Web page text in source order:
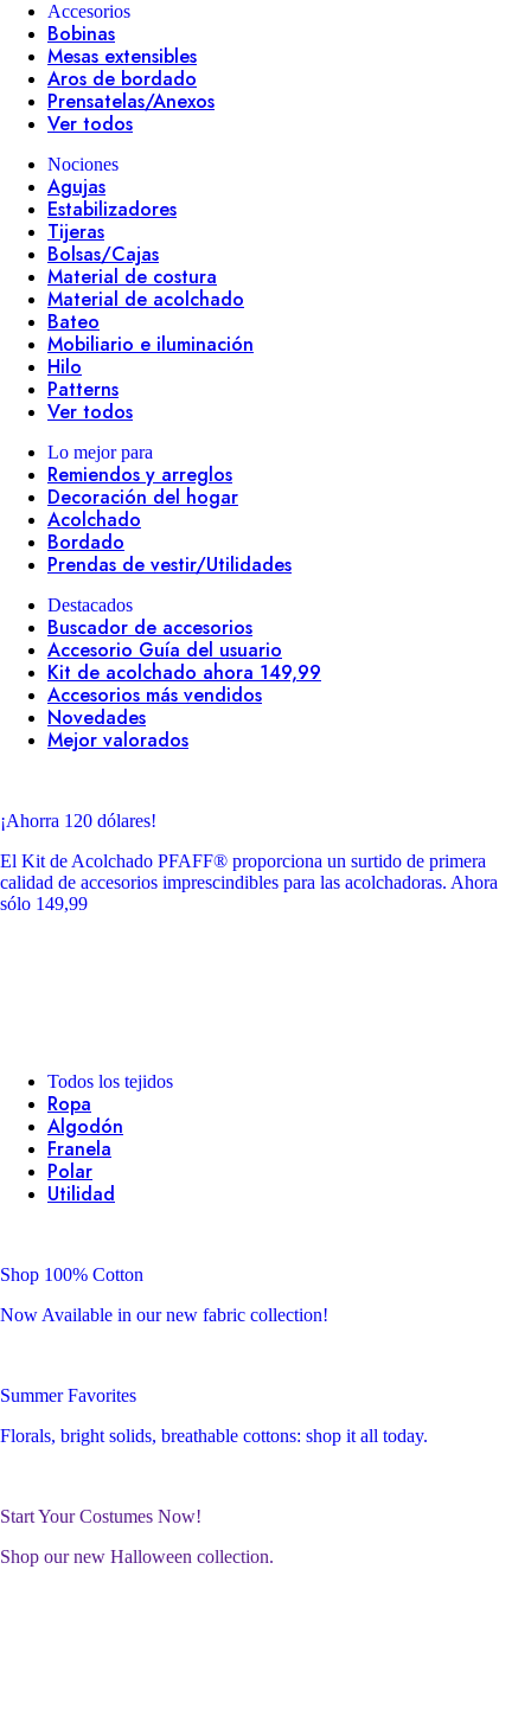
Accesorios
Bobinas
Mesas extensibles
Aros de bordado
Prensatelas/Anexos
Ver todos
Nociones
Agujas
Estabilizadores
Tijeras
Bolsas/Cajas
Material de costura
Material de acolchado
Bateo
Mobiliario e iluminación
Hilo
Patterns
Ver todos
Lo mejor para
Remiendos y arreglos
Decoración del hogar
Acolchado
Bordado
Prendas de vestir/Utilidades
Destacados
Buscador de accesorios
Accesorio Guía del usuario
Kit de acolchado ahora 149,99
Accesorios más vendidos
Novedades
Mejor valorados
¡Ahorra 120 dólares!
El Kit de Acolchado PFAFF® proporciona un surtido de primera
calidad de accesorios imprescindibles para las acolchadoras. Ahora
sólo 149,99
Todos los tejidos
Ropa
Algodón
Franela
Polar
Utilidad
Shop 100% Cotton
Now Available in our new fabric collection!
Summer Favorites
Florals, bright solids, breathable cottons: shop it all today.
Start Your Costumes Now!
Shop our new Halloween collection.